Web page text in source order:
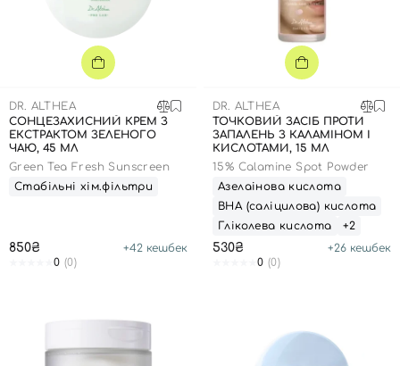
Креми для тіла з SPF
Карбоксітерапія
Автозасмага
Набори
Для чоловіків
Спеціальний догляд
Засоби для інтимної гігієни
DR. ALTHEA
СОНЦЕЗАХИСНИЙ КРЕМ З
ЕКСТРАКТОМ ЗЕЛЕНОГО
ЧАЮ, 45 МЛ
Green Tea Fresh Sunscreen
Стабільні хім.фільтри
850₴ +42 кешбек
0 (0)
DR. ALTHEA
ТОЧКОВИЙ ЗАСІБ ПРОТИ
ЗАПАЛЕНЬ З КАЛАМІНОМ І
КИСЛОТАМИ, 15 МЛ
15% Calamine Spot Powder
Азелаінова кислота
ВНА (саліцилова) кислота
Гліколева кислота
+2
530₴ +26 кешбек
0 (0)